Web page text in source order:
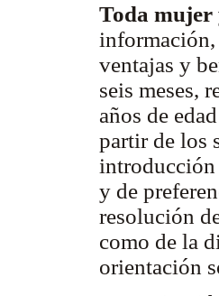
Toda mujer
información,
ventajas y
seis meses,
años de
partir de los
introducción
y de
resolución
como de la
orientación